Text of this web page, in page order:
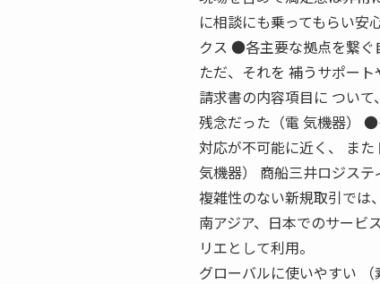
に相談にも乗ってもらい
クス ●各主要な拠点を繋ぐ
ただ、それを 補うサポー
請求書の内容項目に つい
残念だった（電 気機器）
対応が不可能に近く、 ま
気機器） 商船三井ロジス
複雑性のない新規取引で
南アジア、日本でのサービ
リエとして利用。
グローバルに使いやすい